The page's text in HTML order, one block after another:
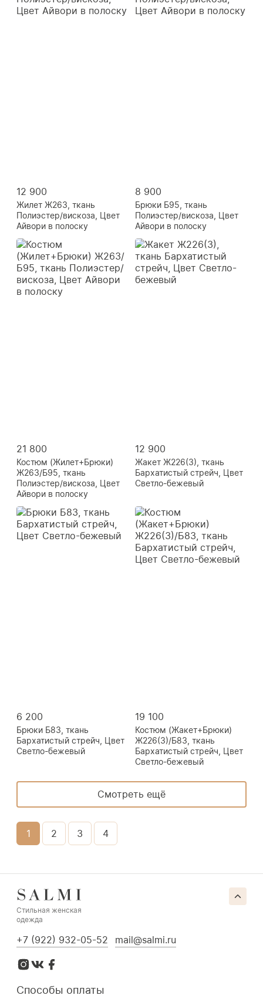
12 900
Жилет Ж263, ткань
Полиэстер/вискоза, Цвет
Айвори в полоску
8 900
Брюки Б95, ткань
Полиэстер/вискоза, Цвет
Айвори в полоску
21 800
Костюм (Жилет+Брюки)
Ж263/Б95, ткань
Полиэстер/вискоза, Цвет
Айвори в полоску
12 900
Жакет Ж226(3), ткань
Бархатистый стрейч, Цвет
Светло-бежевый
6 200
Брюки Б83, ткань
Бархатистый стрейч, Цвет
Светло-бежевый
19 100
Костюм (Жакет+Брюки)
Ж226(3)/Б83, ткань
Бархатистый стрейч, Цвет
Светло-бежевый
Смотреть ещё
1 2 3 4
Стильная женская
одежда
+7 (922) 932-05-52 mail@salmi.ru
Способы оплаты